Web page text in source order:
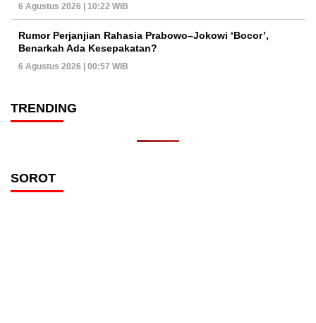
6 Agustus 2026 | 10:22 WIB
Rumor Perjanjian Rahasia Prabowo–Jokowi ‘Bocor’,
Benarkah Ada Kesepakatan?
6 Agustus 2026 | 00:57 WIB
TRENDING
SOROT